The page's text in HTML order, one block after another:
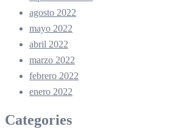
agosto 2022
mayo 2022
abril 2022
marzo 2022
febrero 2022
enero 2022
Categories